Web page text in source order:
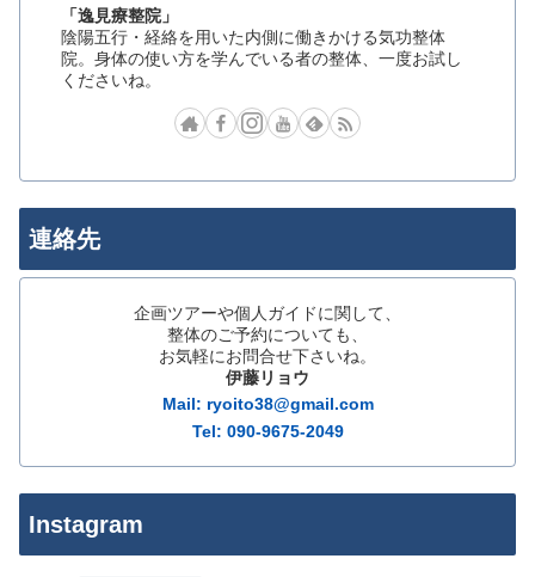
「逸見療整院」
陰陽五行・経絡を用いた内側に働きかける気功整体
院。身体の使い方を学んでいる者の整体、一度お試し
くださいね。
連絡先
企画ツアーや個人ガイドに関して、
整体のご予約についても、
お気軽にお問合せ下さいね。
伊藤リョウ
Mail: ryoito38@gmail.com
Tel: 090-9675-2049
Instagram